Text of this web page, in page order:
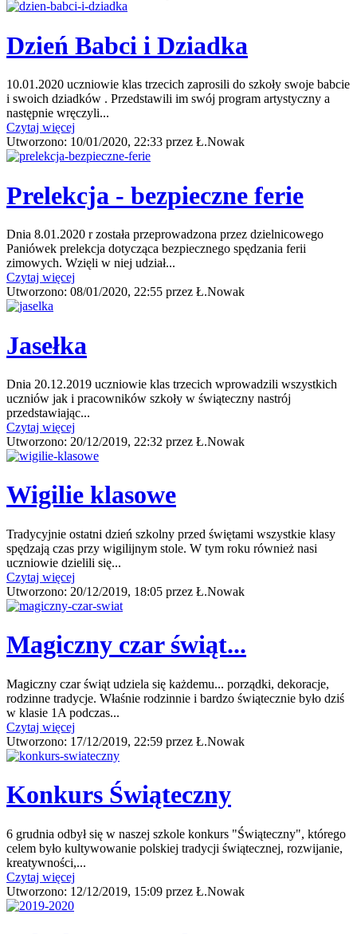
Dzień Babci i Dziadka
10.01.2020 uczniowie klas trzecich zaprosili do szkoły swoje babcie
i swoich dziadków . Przedstawili im swój program artystyczny a
następnie wręczyli...
Czytaj więcej
Utworzono: 10/01/2020, 22:33 przez Ł.Nowak
Prelekcja - bezpieczne ferie
Dnia 8.01.2020 r została przeprowadzona przez dzielnicowego
Paniówek prelekcja dotycząca bezpiecznego spędzania ferii
zimowych. Wzięli w niej udział...
Czytaj więcej
Utworzono: 08/01/2020, 22:55 przez Ł.Nowak
Jasełka
Dnia 20.12.2019 uczniowie klas trzecich wprowadzili wszystkich
uczniów jak i pracowników szkoły w świąteczny nastrój
przedstawiając...
Czytaj więcej
Utworzono: 20/12/2019, 22:32 przez Ł.Nowak
Wigilie klasowe
Tradycyjnie ostatni dzień szkolny przed świętami wszystkie klasy
spędzają czas przy wigilijnym stole. W tym roku również nasi
uczniowie dzielili się...
Czytaj więcej
Utworzono: 20/12/2019, 18:05 przez Ł.Nowak
Magiczny czar świąt...
Magiczny czar świąt udziela się każdemu... porządki, dekoracje,
rodzinne tradycje. Właśnie rodzinnie i bardzo świątecznie było dziś
w klasie 1A podczas...
Czytaj więcej
Utworzono: 17/12/2019, 22:59 przez Ł.Nowak
Konkurs Świąteczny
6 grudnia odbył się w naszej szkole konkurs "Świąteczny", którego
celem było kultywowanie polskiej tradycji świątecznej, rozwijanie,
kreatywności,...
Czytaj więcej
Utworzono: 12/12/2019, 15:09 przez Ł.Nowak